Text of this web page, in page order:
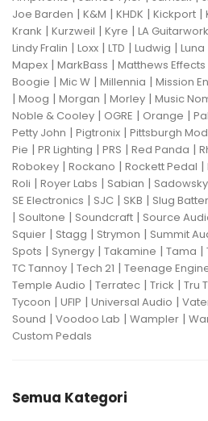
Joe Barden | K&M | KHDK | Kickport |
Krank | Kurzweil | Kyre | LA
Lindy Fralin | Loxx | LTD | Ludwig | Luna
Mapex | MarkBass | Matthews Effects
Boogie | Mic W | Millennia | Mission
| Moog | Morgan | Morley | Music
Noble & Cooley | OGRE | Orange |
Petty John | Pigtronix | Pittsburgh
Pie | PR Lighting | PRS | Red Panda |
Robokey | Rockano | Rockett Pedal |
Roli | Royer Labs | Sabian | Sadowsky
SE Electronics | SJC | SKB | Slug
| Soultone | Soundcraft | Source
Squier | Stagg | Strymon | Summit
Spots | Synergy | Takamine | Tama |
TC Tannoy | Tech 21 | Teenage
Temple Audio | Terratec | Trick | Tru
Tycoon | UFIP | Universal Audio |
Sound | Voodoo Lab | Wampler |
Custom Pedals
Semua Kategori